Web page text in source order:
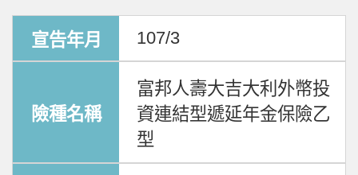
107/3
富邦人壽大吉大利外幣投
資連結型遞延年金保險乙
型